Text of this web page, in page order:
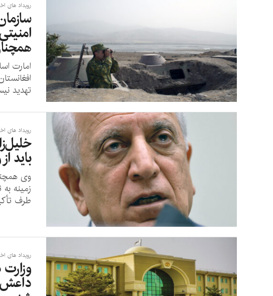
رویداد های
امارت
تهدید
رویداد های
باید
وی
زمینه
طرف
رویداد های
داعش